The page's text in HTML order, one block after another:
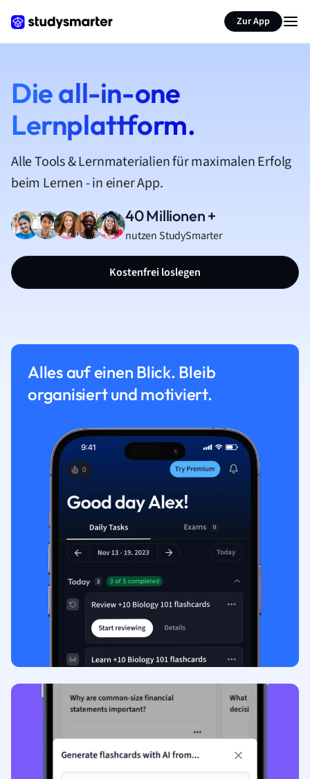
Zur App
Die all-in-one
Lernplattform.
Alle Tools & Lernmaterialien für maximalen Erfolg
beim Lernen - in einer App.
40 Millionen +
nutzen StudySmarter
Kostenfrei loslegen
Alles auf einen Blick. Bleib
organisiert und motiviert.